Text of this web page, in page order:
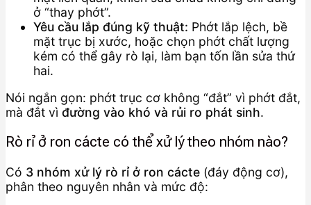
ở “thay phớt”.
Yêu cầu lắp đúng kỹ thuật: Phớt lắp lệch, bề
mặt trục bị xước, hoặc chọn phớt chất lượng
kém có thể gây rò lại, làm bạn tốn lần sửa thứ
hai.
Nói ngắn gọn: phớt trục cơ không “đắt” vì phớt đắt,
mà đắt vì đường vào khó và rủi ro phát sinh.
Rò rỉ ở ron cácte có thể xử lý theo nhóm nào?
Có 3 nhóm xử lý rò rỉ ở ron cácte (đáy động cơ),
phân theo nguyên nhân và mức độ: